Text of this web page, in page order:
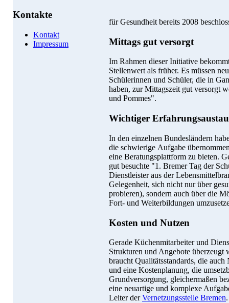
Kontakte
Kontakt
Impressum
für Gesundheit bereits 2008
Mittags gut versorgt
Im Rahmen dieser Initiative
Stellenwert als früher. Es müssen
Schülerinnen und Schüler, die in
haben, zur Mittagszeit gut versorgt
und Pommes".
Wichtiger
In den einzelnen Bundesländern
die schwierige Aufgabe
eine Beratungsplattform zu bieten.
gut besuchte "1. Bremer Tag der
Dienstleister aus der
Gelegenheit, sich nicht nur über
probieren), sondern auch über die
Fort- und Weiterbildungen
Kosten und Nutzen
Gerade Küchenmitarbeiter und
Strukturen und Angebote
braucht Qualitätsstandards, die
und eine Kostenplanung, die
Grundversorgung, gleichermaßen
eine neuartige und komplexe
Leiter derVernetzungsstelle Bremen.